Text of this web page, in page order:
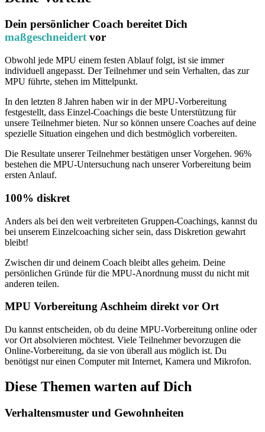
Dein persönlicher Coach bereitet Dich
maßgeschneidertvor
Obwohl jede MPU einem festen Ablauf folgt, ist sie immer
individuell angepasst. Der Teilnehmer und sein Verhalten, das zur
MPU führte, stehen im Mittelpunkt.
In den letzten 8 Jahren haben wir in der MPU-Vorbereitung
festgestellt, dass Einzel-Coachings die beste Unterstützung für
unsere Teilnehmer bieten. Nur so können unsere Coaches auf deine
spezielle Situation eingehen und dich bestmöglich vorbereiten.
Die Resultate unserer Teilnehmer bestätigen unser Vorgehen. 96%
bestehen die MPU-Untersuchung nach unserer Vorbereitung beim
ersten Anlauf.
100% diskret
Anders als bei den weit verbreiteten Gruppen-Coachings, kannst du
bei unserem Einzelcoaching sicher sein, dass Diskretion gewahrt
bleibt!
Zwischen dir und deinem Coach bleibt alles geheim. Deine
persönlichen Gründe für die MPU-Anordnung musst du nicht mit
anderen teilen.
MPU Vorbereitung Aschheim direkt vor Ort
Du kannst entscheiden, ob du deine MPU-Vorbereitung online oder
vor Ort absolvieren möchtest. Viele Teilnehmer bevorzugen die
Online-Vorbereitung, da sie von überall aus möglich ist. Du
benötigst nur einen Computer mit Internet, Kamera und Mikrofon.
Diese Themen warten auf Dich
Verhaltensmuster und Gewohnheiten